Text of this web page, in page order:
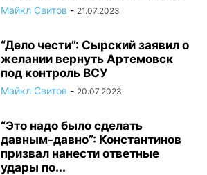
Майкл Свитов - 21.07.2023
“Дело чести”: Сырский заявил о
желании вернуть Артемовск
под контроль ВСУ
Майкл Свитов - 20.07.2023
“Это надо было сделать
давным-давно”: Константинов
призвал нанести ответные
удары по...